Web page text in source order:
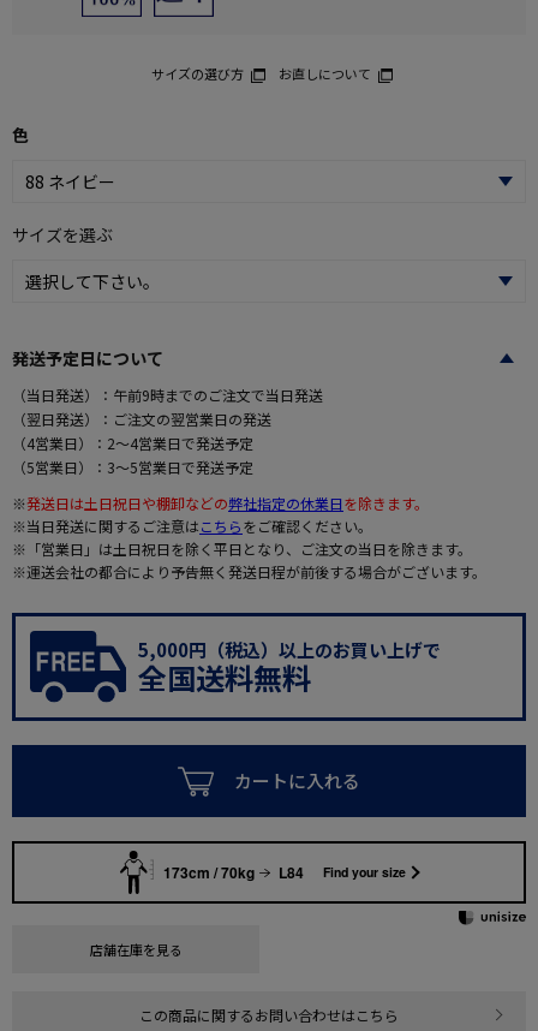
サイズの選び方 お直しについて
色
サイズを選ぶ
発送予定日について
（当日発送）：午前9時までのご注文で当日発送
（翌日発送）：ご注文の翌営業日の発送
（4営業日）：2～4営業日で発送予定
（5営業日）：3～5営業日で発送予定
※発送日は土日祝日や棚卸などの弊社指定の休業日を除きます。
※当日発送に関するご注意はこちらをご確認ください。
※「営業日」は土日祝日を除く平日となり、ご注文の当日を除きます。
※運送会社の都合により予告無く発送日程が前後する場合がございます。
5,000円（税込）以上のお買い上げで
全国送料無料
カートに入れる
173cm / 70kg L84 Find your size
店舗在庫を見る
この商品に関するお問い合わせはこちら